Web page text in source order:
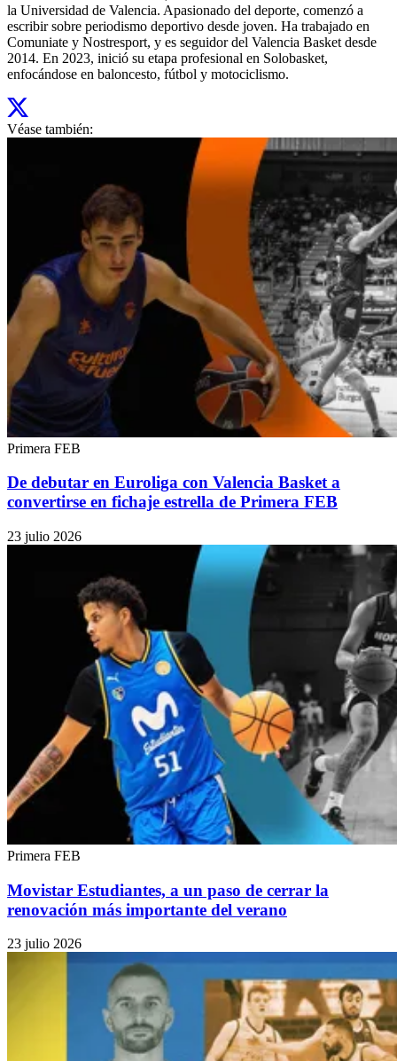
la Universidad de Valencia. Apasionado del deporte, comenzó a
escribir sobre periodismo deportivo desde joven. Ha trabajado en
Comuniate y Nostresport, y es seguidor del Valencia Basket desde
2014. En 2023, inició su etapa profesional en Solobasket,
enfocándose en baloncesto, fútbol y motociclismo.
Véase también:
Primera FEB
De debutar en Euroliga con Valencia Basket a
convertirse en fichaje estrella de Primera FEB
23 julio 2026
Primera FEB
Movistar Estudiantes, a un paso de cerrar la
renovación más importante del verano
23 julio 2026